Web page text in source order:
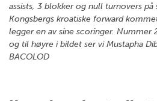
assists, 3 blokker og null turnovers
Kongsbergs kroatiske forward
legger en av sine scoringer. Nummer
og til høyre i bildet ser vi Mustapha
BACOLOD